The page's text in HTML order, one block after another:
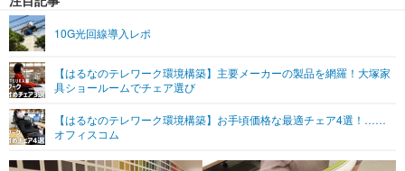
グラビア
ショッピング その他
ライフTOP
その他
リリース一覧
プッシュ通知の停止方法
10G光回線導入レポ
【はるなのテレワーク環境構築】主要メーカーの製品を網羅！大塚家
具ショールームでチェア選び
【はるなのテレワーク環境構築】お手頃価格な最適チェア4選！……
オフィスコム